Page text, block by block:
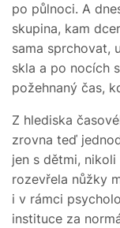
po půlnoci. A
skupina, kam
sama sprchovat,
skla a po nocích
požehnaný čas,
Z hlediska
zrovna teď
jen s dětmi,
rozevřela nůžky
i v rámci
instituce za